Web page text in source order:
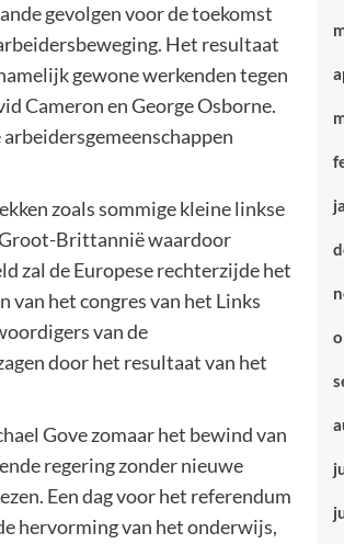
gevolgen voor de toekomst
Het resultaat
gewone werkenden tegen
Cameron en George Osborne.
zoals sommige kleine linkse
Groot-Brittannië waardoor
zal de Europese rechterzijde het
van het congres van het Links
van de
door het resultaat van het
Gove zomaar het bewind van
regering zonder nieuwe
Een dag voor het referendum
hervorming van het onderwijs,